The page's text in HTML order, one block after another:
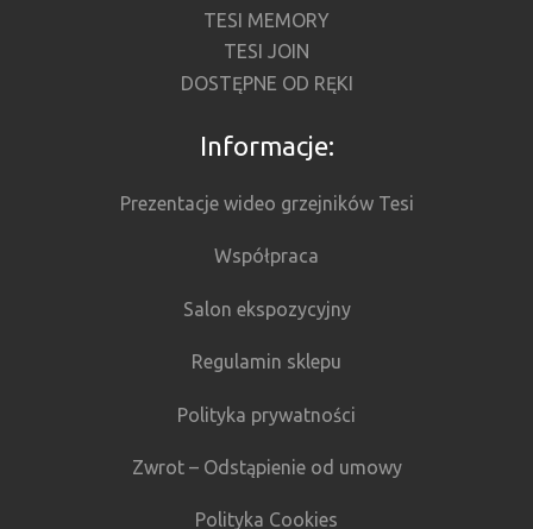
TESI MEMORY
TESI JOIN
DOSTĘPNE OD RĘKI
Informacje:
Prezentacje wideo grzejników Tesi
Współpraca
Salon ekspozycyjny
Regulamin sklepu
Polityka prywatności
Zwrot – Odstąpienie od umowy
Polityka Cookies